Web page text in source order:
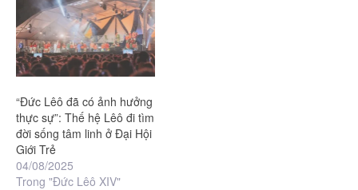
“Đức Lêô đã có ảnh hưởng
thực sự”: Thế hệ Lêô đi tìm
đời sống tâm linh ở Đại Hội
Giới Trẻ
04/08/2025
Trong "Đức Lêô XIV"